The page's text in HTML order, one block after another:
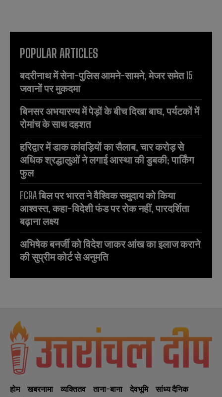
POPULAR ARTICLES
बदरीनाथ में सेना-पुलिस आमने-सामने, मेजर समेत 15
जवानों पर मुकदमा
बिनसर अभयारण्य में पेड़ों के बीच दिखा बाघ, पर्यटकों में
रोमांच के साथ दहशत
हरिद्वार में डाक कांवड़ियों का सैलाब, चार करोड़ से
अधिक श्रद्धालुओं ने लगाई आस्था की डुबकी; पार्किंग
फुल
FCRA बिल पर भारत ने वैश्विक समुदाय को किया
आश्वस्त, कहा-विदेशी फंड पर रोक नहीं, पारदर्शिता
बढ़ाना लक्ष्य
अभिषेक बनर्जी को विदेश जाकर आंख का इलाज कराने
की सुप्रीम कोर्ट से अनुमति
होम खबरनामा व्यक्तितव ताना-बाना देवभूमि
सांध्य दैनिक